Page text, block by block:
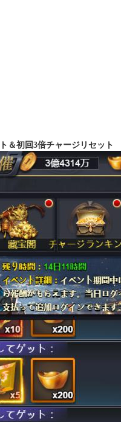
＆初回3倍チャージリセット